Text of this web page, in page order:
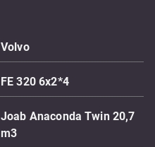
Volvo
FE 320 6x2*4
Joab Anaconda Twin 20,7
m3